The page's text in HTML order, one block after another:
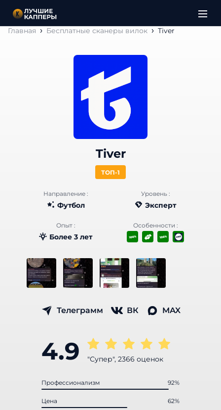
Главная Бесплатные сканеры вилок Tiver
Tiver
ТОП-1
Направление :
Футбол
Уровень :
Эксперт
Опыт :
Более 3 лет
Особенности :
Телеграмм ВК MAX
4.9 "Супер", 2366 оценок
Профессионализм 92%
Цена 62%